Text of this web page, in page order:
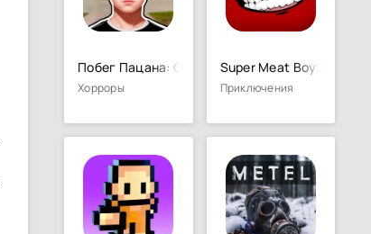
Побег Пацана: Стэлс Школьника
Хорроры
Super Meat Boy Forever
Приключения